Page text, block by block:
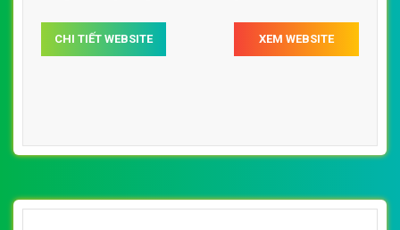
CHI TIẾT WEBSITE XEM WEBSITE